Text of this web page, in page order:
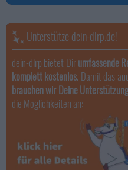
Unterstütze dein-dlrp.de!
dein-dlrp bietet Dirumfassende
komplett kostenlos. Damit das
brauchen wir Deine
die Möglichkeiten an: